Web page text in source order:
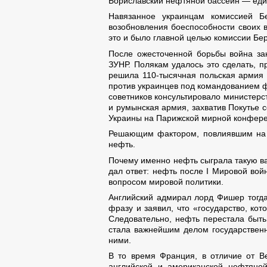
Навязанное украинцам комиссией
возобновления боеспособности
это и было главной целью комиссии
После ожесточенной борьбы война
ЗУНР. Полякам удалось это сделать,
решила 110-тысячная польская
против украинцев под командованием
советников консультировало
и румынская армия, захватив
Украины на Парижской мирной
Решающим фактором, повлиявшим на
нефть.
Почему именно нефть сыграла такую
дал ответ: нефть после І Мировой
вопросом мировой политики.
Английский адмирал лорд Фишер
фразу и заявил, что «государство,
Следовательно, нефть перестала
стала важнейшим делом
ними.
В то время Франция, в отличие от